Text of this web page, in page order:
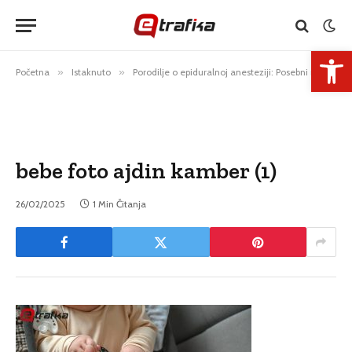
Početna » Istaknuto » Porodilje o epiduralnoj anesteziji: Posebni razgovori i različite cijene
bebe foto ajdin kamber (1)
26/02/2025 1 Min Čitanja